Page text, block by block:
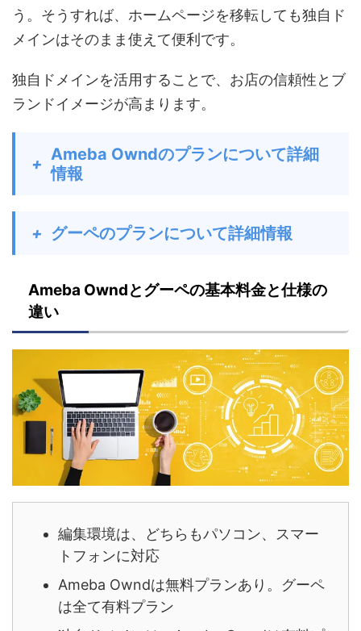
う。そうすれば、ホームページを移転しても独自ド
メインはそのまま使えて便利です。
独自ドメインを活用することで、お店の信頼性とブ
ランドイメージが高まります。
+ Ameba Owndのプランについて詳細
情報
+ グーペのプランについて詳細情報
Ameba Owndとグーペの基本料金と仕様の
違い
編集環境は、どちらもパソコン、スマー
トフォンに対応
Ameba Owndは無料プランあり。グーペ
は全て有料プラン